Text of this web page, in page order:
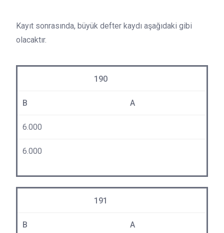
Kayıt sonrasında, büyük defter kaydı aşağıdaki gibi
olacaktır.
190
B A
6.000
6.000
191
B A